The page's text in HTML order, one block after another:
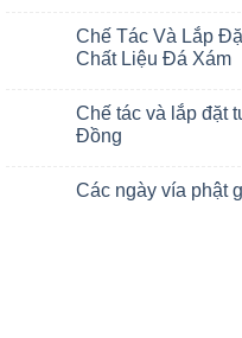
Chế Tác Và Lắp
Chất Liệu Đá Xám
Chế tác và lắp đặt
Đồng
Các ngày vía phật